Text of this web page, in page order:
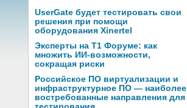
UserGate будет тестировать свои
решения при помощи
оборудования Xinertel
Эксперты на Т1 Форуме: как
множить ИИ-возможности,
сокращая риски
Российское ПО виртуализации и
инфраструктурное ПО — наиболее
востребованные направления для